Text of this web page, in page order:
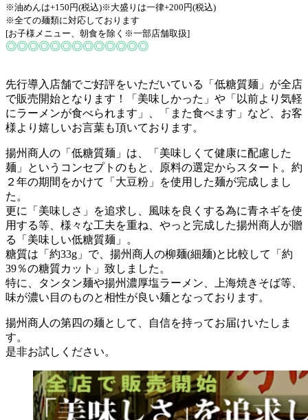
※油めんは+150円(税込)※大盛りは一律+200円(税込)
※全ての麺類に対応しております
[お子様メニュー、朝食を除く※一部店舗取扱]
◎◎◎◎◎◎◎◎◎◎◎◎◎
先行導入店舗でご好評をいただいている「低糖質麺」が全店
で販売開始となります！「美味しかった」や「以前より気軽
にラーメンが食べられます」、「また食べます」など、お客
様より嬉しいお言葉も頂いております。
揚州商人の「低糖質麺」は、「美味しくて健康に配慮した
麺」というコンセプトのもと、原料の選定からスタート。約
２年の期間をかけて「大豆粉」を使用した麺が完成しまし
た。
更に「美味しさ」を追求し、風味を良くする為に青ネギを使
用する等、様々な工夫を重ね、やっと完成した揚州商人が贈
る「美味しい低糖質麺」。
糖質は「約33g」で、揚州商人の柳麺(細麺)と比較して「約
39％の糖質カット」致しました。
特に、タンタン麺や揚州濃厚塩ラーメン、上海焼きそば等、
味が濃い目のものと相性が良い麺となっております。
揚州商人の第四の麺として、自信を持ってお届けいたしま
す。
是非お試しください。